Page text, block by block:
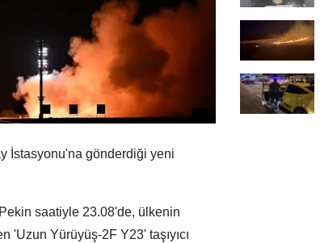
İstasyonu'na gönderdiği yeni
saatiyle 23.08'de, ülkenin
'Uzun Yürüyüş-2F Y23' taşıyıcı